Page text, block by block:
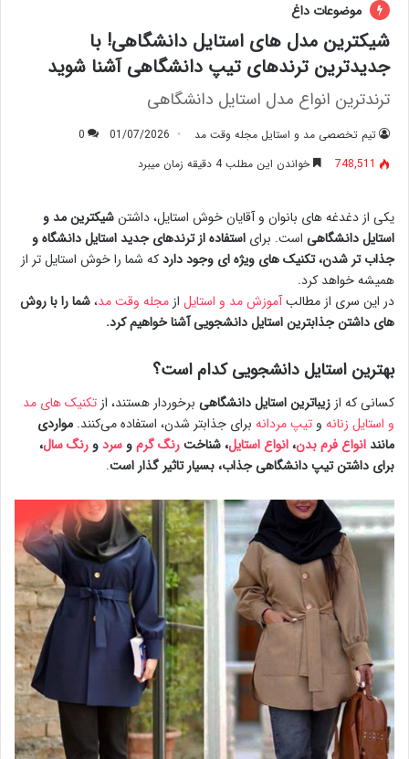
موضوعات داغ
شیکترین مدل های استایل دانشگاهی! با
جدیدترین ترندهای تیپ دانشگاهی آشنا شوید
ترندترین انواع مدل استایل دانشگاهی
تیم تخصصی مد و استایل مجله وقت مد 01/07/2026
0
748,511
خواندن این مطلب 4 دقیقه زمان میبرد
یکی از دغدغه های بانوان و آقایان خوش استایل، داشتنشیکترین مد و
استایل دانشگاهی است. برای استفاده از ترندهای جدید استایل دانشگاه و
جذاب تر شدن، تکنیک های ویژه ای وجود داردکه شما را خوش استایل تر از
همیشه خواهد کرد.
در این سری از مطالبآموزش مد و استایل ازمجله وقت مد،شما را با روش
های داشتن جذابترین استایل دانشجویی آشنا خواهیم کرد.
بهترین استایل دانشجویی کدام است؟
کسانی که اززیباترین استایل دانشگاهی برخوردار هستند، ازتکنیک های مد
و استایل زنانه و تیپ مردانه برای جذابتر شدن، استفاده می‌کنند. مواردی
مانندانواع فرم بدن،انواع استایل، شناخترنگ گرموسردورنگ سال،
برای داشتن تیپ دانشگاهی جذاب، بسیار تاثیر گذار است.